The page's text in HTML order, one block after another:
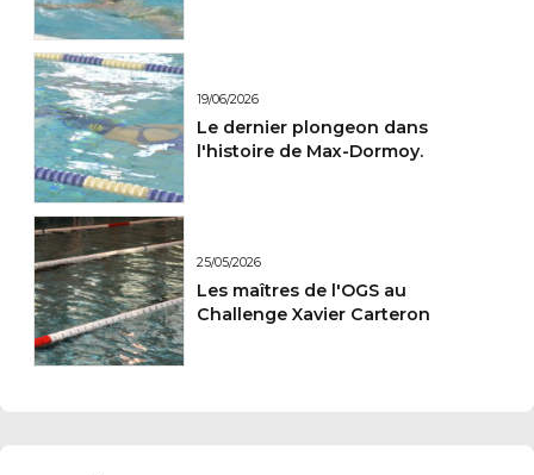
19/06/2026
Le dernier plongeon dans
l'histoire de Max-Dormoy.
25/05/2026
Les maîtres de l'OGS au
Challenge Xavier Carteron